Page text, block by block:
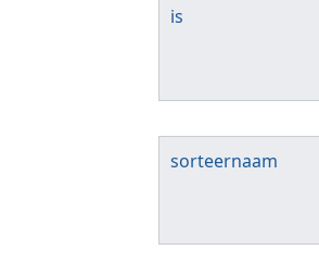
is
sorteernaam